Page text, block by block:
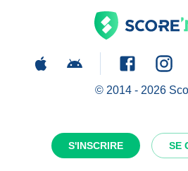
S'INSCRIRE SE
© 2014 - 2026